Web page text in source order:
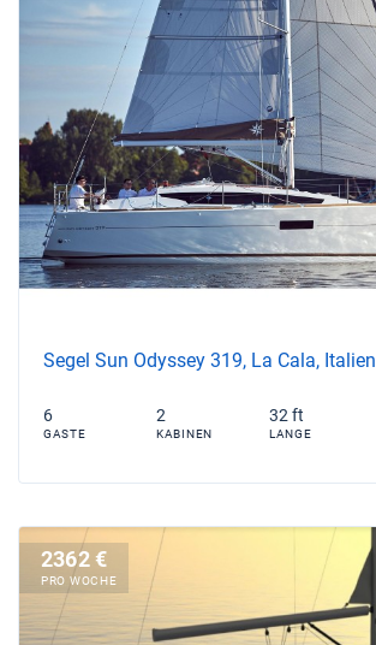
Segel Sun Odyssey 319, La Cala, Italien
6
GASTE
2
KABINEN
32 ft
LANGE
2362 €
PRO WOCHE